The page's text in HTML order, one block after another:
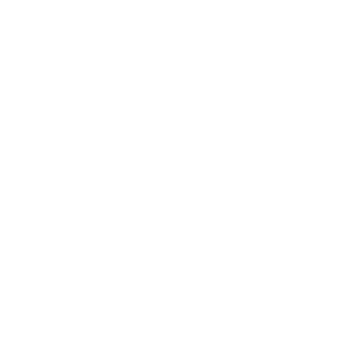
del mercado en 2012, las autoridades han implementado
de identificación, conocido como KYC (Know Your Customer), no solo
como plataforma operativa en el mercado regulado, ejemplifica la
del sector. Esta normativa surgió en respuesta a la necesidad de